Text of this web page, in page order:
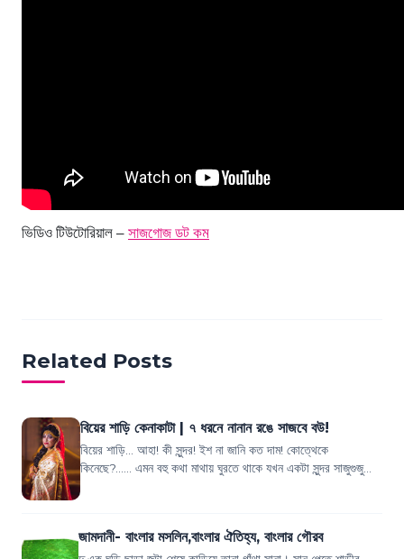
ভিডিও টিউটোরিয়াল – সাজগোজ ডট কম
Related Posts
বিয়ের শাড়ি কেনাকাটা | ৭ ধরনে নানান রঙে সাজবে বউ!
বিয়ের শাড়ি... আহা! কী সুন্দর! ইশ না জানি কত দাম! কোত্থেকে
কিনেছে?...... এমন বহু কথা মাথায় ঘুরতে থাকে যখন একটা সুন্দর সাজুগুজু
জামদানী- বাংলার মসলিন,বাংলার ঐতিহ্য, বাংলার গৌরব